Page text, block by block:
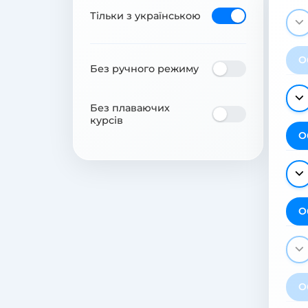
Тільки з українською
Без ручного режиму
Без плаваючих
курсів